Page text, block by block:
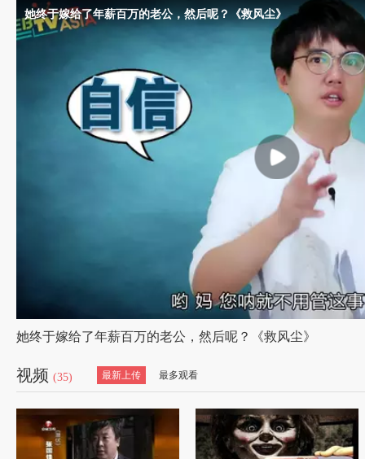
频
媒
出
品
人
她终于嫁给了年薪百万的老公，然后呢？《救风尘》
她终于嫁给了年薪百万的老公，然后呢？《救风尘》
视频 (35) 最新上传 最多观看